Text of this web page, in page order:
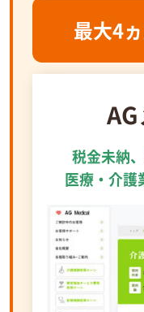
最大4
税金未納
医療・介護